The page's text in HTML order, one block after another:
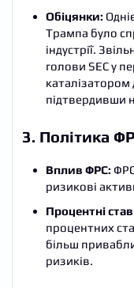
Обіцянки:
Трампа було
індустрії.
голови SEC у
підтвердивши
3. Політика
Вплив ФРС:
ризикові
Процентні
процентних
більш
ризиків.